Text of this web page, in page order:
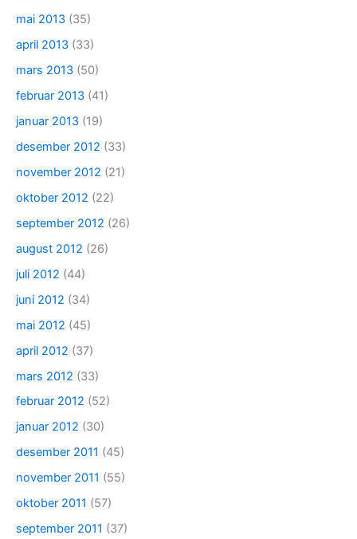
mai 2013 (35)
april 2013 (33)
mars 2013 (50)
februar 2013 (41)
januar 2013 (19)
desember 2012 (33)
november 2012 (21)
oktober 2012 (22)
september 2012 (26)
august 2012 (26)
juli 2012 (44)
juni 2012 (34)
mai 2012 (45)
april 2012 (37)
mars 2012 (33)
februar 2012 (52)
januar 2012 (30)
desember 2011 (45)
november 2011 (55)
oktober 2011 (57)
september 2011 (37)